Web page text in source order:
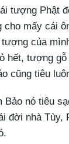
tượng Phật
cho mấy cái
tượng của
hết, tượng
cũng tiêu
Bảo nó tiêu
đời nhà Tùy,